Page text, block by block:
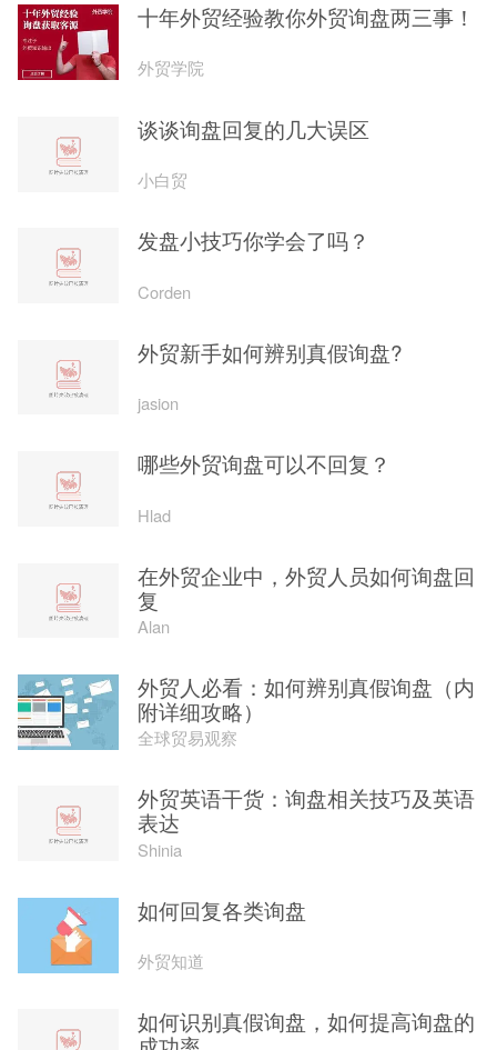
十年外贸经验教你外贸询盘两三事！
外贸学院
谈谈询盘回复的几大误区
小白贸
发盘小技巧你学会了吗？
Corden
外贸新手如何辨别真假询盘?
jasion
哪些外贸询盘可以不回复？
Hlad
在外贸企业中，外贸人员如何询盘回
复
Alan
外贸人必看：如何辨别真假询盘（内
附详细攻略）
全球贸易观察
外贸英语干货：询盘相关技巧及英语
表达
Shinia
如何回复各类询盘
外贸知道
如何识别真假询盘，如何提高询盘的